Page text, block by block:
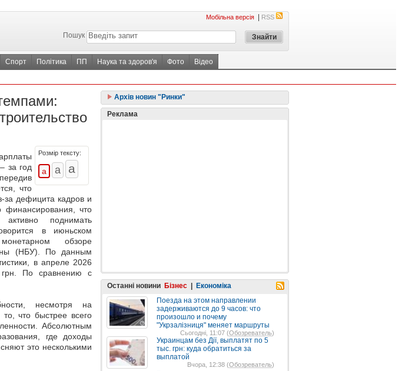
Мобільна версія RSS
Пошук
Спорт Політика ПП Наука та здоров'я Фото
Відео
Розмір тексту:
за год
что
за дефицита кадров и
финансирования, что
активно поднимать
в июньском
обзоре
(НБУ). По данным
в апреле 2026
грн. По сравнению с
несмотря на
что быстрее всего
Абсолютным
, где доходы
это несколькими
Архів новин "Ринки"
Реклама
Останні новини Бізнес
Економіка
Поезда на этом направлении
задерживаются до 9 часов: что
произошло и почему
"Укрзалізниця" меняет маршруты
Сьогодні, 11:07 (Обозреватель)
Украинцам без Дії, выплатят по 5
тыс. грн: куда обратиться за
выплатой
Вчора, 12:38 (Обозреватель)